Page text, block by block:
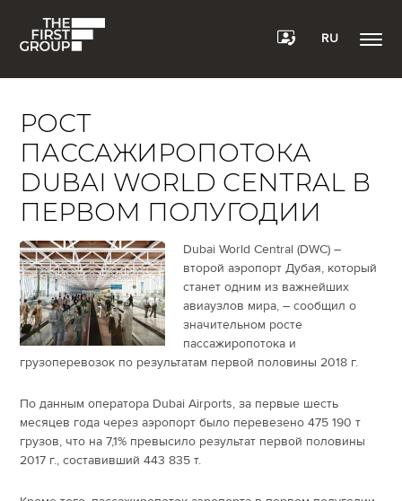
RU
РОСТ
ПАССАЖИРОПОТОКА
DUBAI WORLD CENTRAL В
ПЕРВОМ ПОЛУГОДИИ
Dubai World Central (DWC) –
второй аэропорт Дубая, который
станет одним из важнейших
авиаузлов мира, – сообщил о
значительном росте
пассажиропотока и
грузоперевозок по результатам первой половины 2018 г.
По данным оператора Dubai Airports, за первые шесть
месяцев года через аэропорт было перевезено 475 190 т
грузов, что на 7,1% превысило результат первой половины
2017 г., составивший 443 835 т.